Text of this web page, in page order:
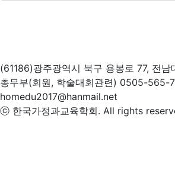
(61186)광주광역시 북구 용봉로 77, 전
총무부(회원, 학술대회관련) 0505-
homedu2017@hanmail.net
ⓒ 한국가정과교육학회. All rights